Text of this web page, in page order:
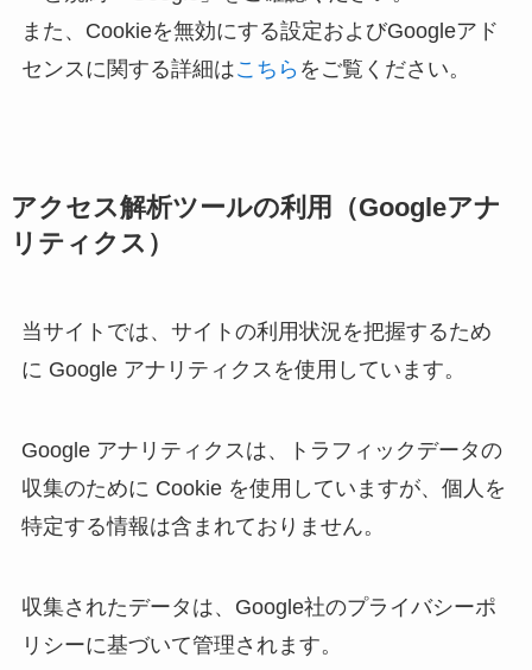
また、Cookieを無効にする設定およびGoogleアド
センスに関する詳細はこちら をご覧ください。
アクセス解析ツールの利用（Googleアナ
リティクス）
当サイトでは、サイトの利用状況を把握するため
に Google アナリティクスを使用しています。
Google アナリティクスは、トラフィックデータの
収集のために Cookie を使用していますが、個人を
特定する情報は含まれておりません。
収集されたデータは、Google社のプライバシーポ
リシーに基づいて管理されます。